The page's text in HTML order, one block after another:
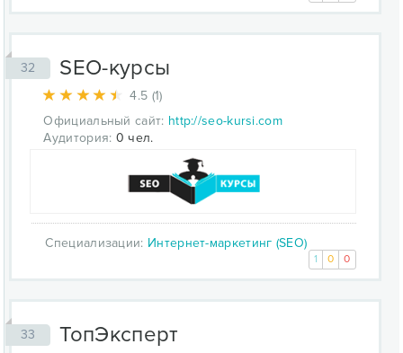
32 SEO-курсы
4.5 (1)
Официальный сайт: http://seo-kursi.com
Аудитория: 0 чел.
Специализации: Интернет-маркетинг (SEO)
1 0 0
33 ТопЭксперт